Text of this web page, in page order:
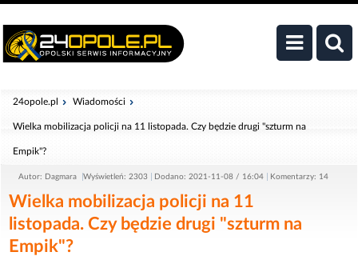
24opole.pl Wiadomości
Wielka mobilizacja policji na 11 listopada. Czy będzie drugi "szturm na
Empik"?
Autor: Dagmara Wyświetleń: 2303 Dodano: 2021-11-08 / 16:04 Komentarzy: 14
Wielka mobilizacja policji na 11
listopada. Czy będzie drugi "szturm na
Empik"?